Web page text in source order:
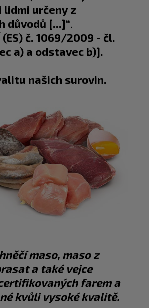
lidmi určeny z
důvodů [...]“
(ES) č. 1069/2009 - čl.
a) a odstavec b)].
našich surovin.
maso, maso z
a také vejce
farem a
kvůli vysoké kvalitě.